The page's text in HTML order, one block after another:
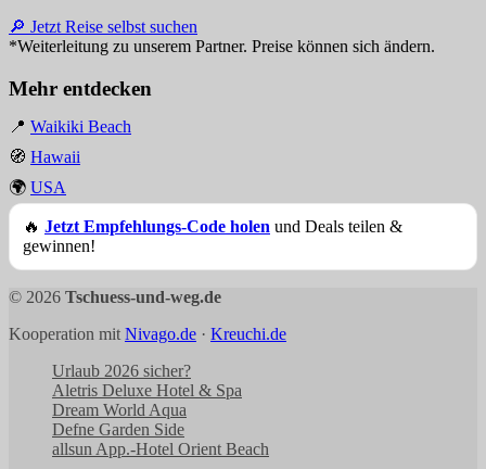
🔎 Jetzt Reise selbst suchen
*Weiterleitung zu unserem Partner. Preise können sich ändern.
Mehr entdecken
📍 Waikiki Beach
🧭 Hawaii
🌍 USA
🔥 Jetzt Empfehlungs-Code holen und Deals teilen &
gewinnen!
© 2026 Tschuess-und-weg.de
Kooperation mit Nivago.de · Kreuchi.de
Urlaub 2026 sicher?
Aletris Deluxe Hotel & Spa
Dream World Aqua
Defne Garden Side
allsun App.-Hotel Orient Beach